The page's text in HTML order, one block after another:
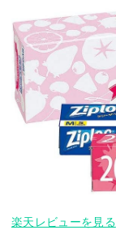
楽天レビューを見る